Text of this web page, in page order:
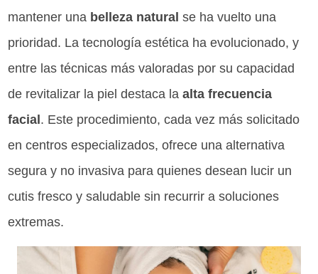
mantener una belleza natural se ha vuelto una
prioridad. La tecnología estética ha evolucionado, y
entre las técnicas más valoradas por su capacidad
de revitalizar la piel destaca laalta frecuencia
facial . Este procedimiento, cada vez más solicitado
en centros especializados, ofrece una alternativa
segura y no invasiva para quienes desean lucir un
cutis fresco y saludable sin recurrir a soluciones
extremas.